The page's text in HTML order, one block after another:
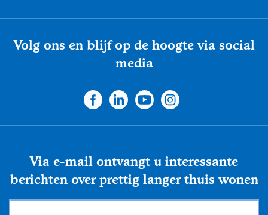
Volg ons en blijf op de hoogte via social
media
Via e-mail ontvangt u interessante
berichten over prettig langer thuis wonen